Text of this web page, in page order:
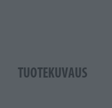
TUOTEKUVAUS